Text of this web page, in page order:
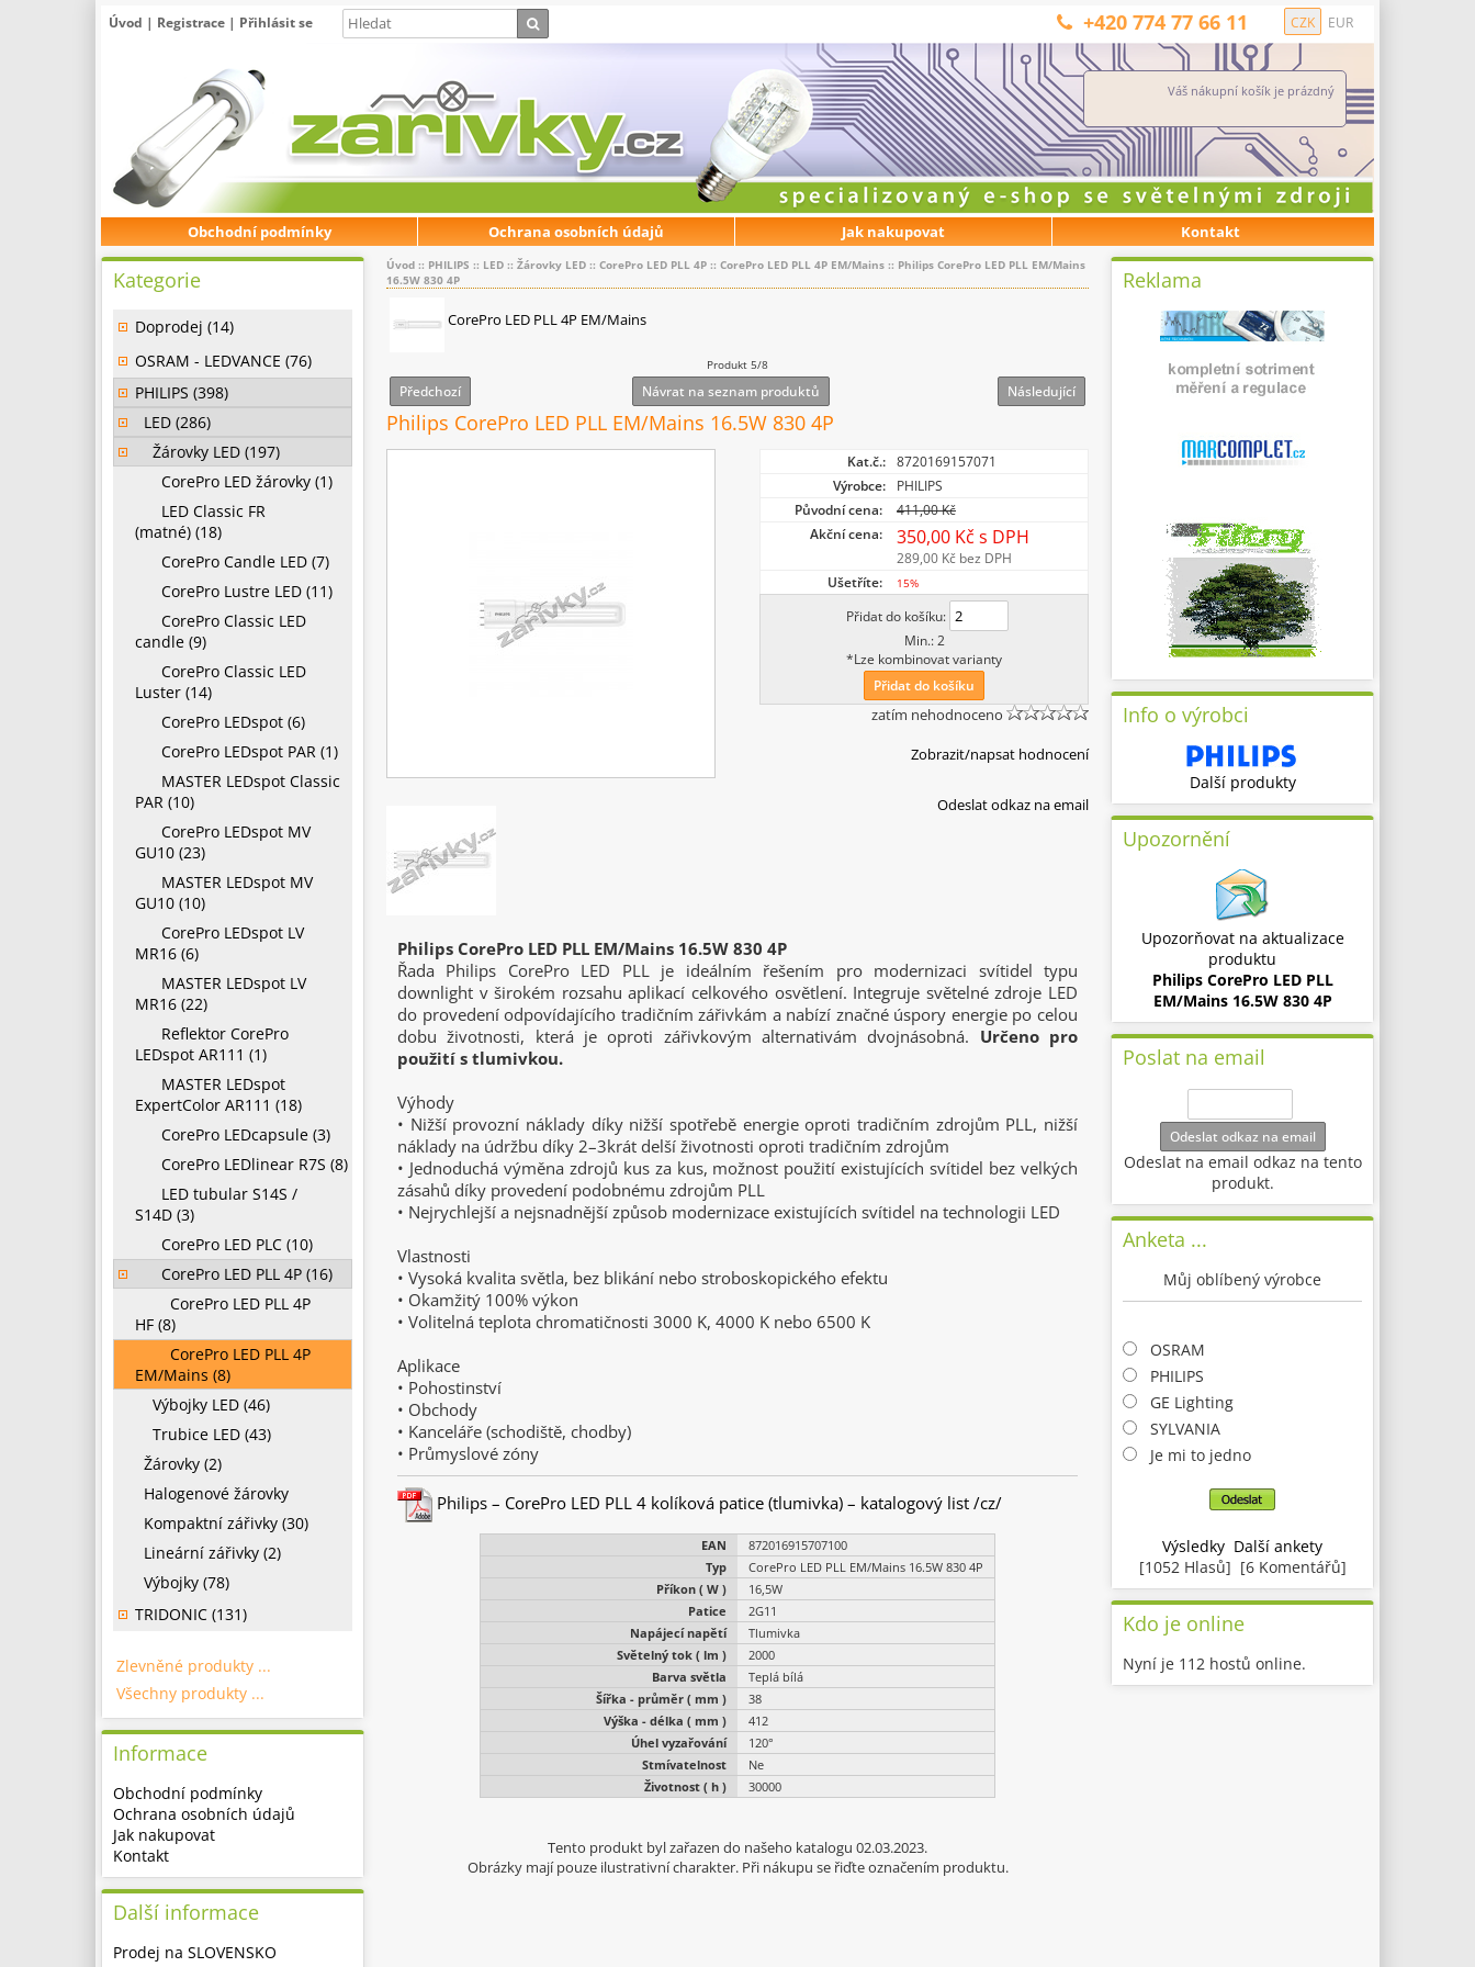
Úvod | Registrace | Přihlásit se CZK EUR
+420 774 77 66 11
Váš nákupní košík je prázdný
Obchodní podmínky Ochrana osobních údajů Jak nakupovat Kontakt
Úvod :: PHILIPS :: LED :: Žárovky LED :: CorePro LED PLL 4P :: CorePro LED PLL 4P EM/Mains :: Philips CorePro LED PLL EM/Mains
16.5W 830 4P
CorePro LED PLL 4P EM/Mains
Produkt 5/8
Předchozí Návrat na seznam produktů Následující
Philips CorePro LED PLL EM/Mains 16.5W 830 4P
Kat.č.: 8720169157071
Výrobce:
PHILIPS
Původní cena:
411,00 Kč
Akční cena:
350,00 Kč s DPH
289,00 Kč bez DPH
Ušetříte:
15%
Přidat do košíku:
Min.: 2
*Lze kombinovat varianty
Přidat do košíku
zatím nehodnoceno
Zobrazit/napsat hodnocení
Odeslat odkaz na email
Philips CorePro LED PLL EM/Mains 16.5W 830 4P
Řada Philips CorePro LED PLL je ideálním řešením pro modernizaci svítidel typu
downlight v širokém rozsahu aplikací celkového osvětlení. Integruje světelné zdroje LED
do provedení odpovídajícího tradičním zářivkám a nabízí značné úspory energie po celou
dobu životnosti, která je oproti zářivkovým alternativám dvojnásobná. Určeno pro
použití s tlumivkou.
Výhody
• Nižší provozní náklady díky nižší spotřebě energie oproti tradičním zdrojům PLL, nižší
náklady na údržbu díky 2–3krát delší životnosti oproti tradičním zdrojům
• Jednoduchá výměna zdrojů kus za kus, možnost použití existujících svítidel bez velkých
zásahů díky provedení podobnému zdrojům PLL
• Nejrychlejší a nejsnadnější způsob modernizace existujících svítidel na technologii LED
Vlastnosti
• Vysoká kvalita světla, bez blikání nebo stroboskopického efektu
• Okamžitý 100% výkon
• Volitelná teplota chromatičnosti 3000 K, 4000 K nebo 6500 K
Aplikace
• Pohostinství
• Obchody
• Kanceláře (schodiště, chodby)
• Průmyslové zóny
Philips – CorePro LED PLL 4 kolíková patice (tlumivka) – katalogový list /cz/
EAN
872016915707100
Typ
CorePro LED PLL EM/Mains 16.5W 830 4P
Příkon ( W )
16,5W
Patice
2G11
Napájecí napětí
Tlumivka
Světelný tok ( lm )
2000
Barva světla
Teplá bílá
Šířka - průměr ( mm )
38
Výška - délka ( mm )
412
Úhel vyzařování
120°
Stmívatelnost
Ne
Životnost ( h )
30000
Tento produkt byl zařazen do našeho katalogu 02.03.2023.
Obrázky mají pouze ilustrativní charakter. Při nákupu se řiďte označením produktu.
Kategorie
Doprodej (14)
OSRAM - LEDVANCE (76)
PHILIPS (398)
LED (286)
Žárovky LED (197)
CorePro LED žárovky (1)
LED Classic FR
(matné) (18)
CorePro Candle LED (7)
CorePro Lustre LED (11)
CorePro Classic LED
candle (9)
CorePro Classic LED
Luster (14)
CorePro LEDspot (6)
CorePro LEDspot PAR (1)
MASTER LEDspot Classic
PAR (10)
CorePro LEDspot MV
GU10 (23)
MASTER LEDspot MV
GU10 (10)
CorePro LEDspot LV
MR16 (6)
MASTER LEDspot LV
MR16 (22)
Reflektor CorePro
LEDspot AR111 (1)
MASTER LEDspot
ExpertColor AR111 (18)
CorePro LEDcapsule (3)
CorePro LEDlinear R7S (8)
LED tubular S14S /
S14D (3)
CorePro LED PLC (10)
CorePro LED PLL 4P (16)
CorePro LED PLL 4P
HF (8)
CorePro LED PLL 4P
EM/Mains (8)
Výbojky LED (46)
Trubice LED (43)
Žárovky (2)
Halogenové žárovky
Kompaktní zářivky (30)
Lineární zářivky (2)
Výbojky (78)
TRIDONIC (131)
Zlevněné produkty ...
Všechny produkty ...
Informace
Obchodní podmínky
Ochrana osobních údajů
Jak nakupovat
Kontakt
Další informace
Prodej na SLOVENSKO
Reklama
Info o výrobci
Další produkty
Upozornění
Upozorňovat na aktualizace
produktu
Philips CorePro LED PLL
EM/Mains 16.5W 830 4P
Poslat na email
Odeslat odkaz na email
Odeslat na email odkaz na tento
produkt.
Anketa ...
Můj oblíbený výrobce
OSRAM
PHILIPS
GE Lighting
SYLVANIA
Je mi to jedno
Výsledky Další ankety
[1052 Hlasů] [6 Komentářů]
Kdo je online
Nyní je 112 hostů online.